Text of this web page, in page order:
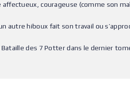
affectueux, courageuse (comme son
autre hiboux fait son travail ou
des 7 Potter dans le dernier